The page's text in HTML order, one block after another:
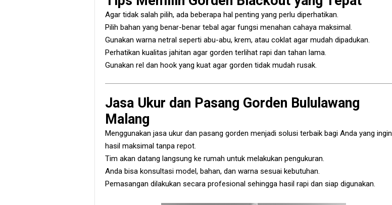
Agar tidak salah pilih, ada beberapa hal penting yang perlu diperhatikan.
Pilih bahan yang benar-benar tebal agar fungsi menahan cahaya maksimal.
Gunakan warna netral seperti abu-abu, krem, atau coklat agar mudah dipadukan.
Perhatikan kualitas jahitan agar gorden terlihat rapi dan tahan lama.
Gunakan rel dan hook yang kuat agar gorden tidak mudah rusak.
Jasa Ukur dan Pasang Gorden Bululawang
Malang
Menggunakan jasa ukur dan pasang gorden menjadi solusi terbaik bagi Anda yang ingin
hasil maksimal tanpa repot.
Tim akan datang langsung ke rumah untuk melakukan pengukuran.
Anda bisa konsultasi model, bahan, dan warna sesuai kebutuhan.
Pemasangan dilakukan secara profesional sehingga hasil rapi dan siap digunakan.